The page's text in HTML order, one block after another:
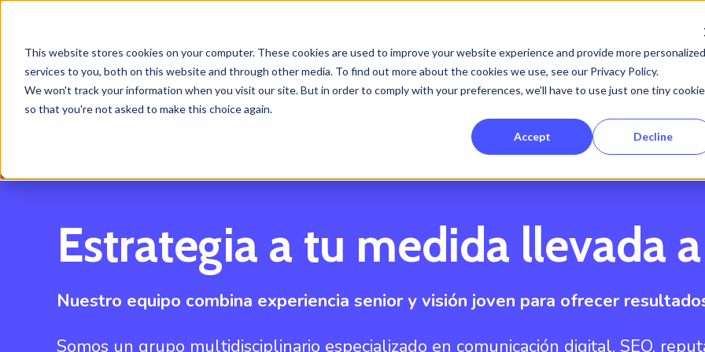
This website stores cookies on your computer. These cookies are used to improve your website experience and provide more personalized
services to you, both on this website and through other media. To find out more about the cookies we use, see our Privacy Policy.
We won't track your information when you visit our site. But in order to comply with your preferences, we'll have to use just one tiny cookie
so that you're not asked to make this choice again.
Accept Decline
ServiciosShow submenu for Servicios
Proyectos Clientes
Estrategia a tu medida llevada
Nuestro equipo combina experiencia senior y visión joven para ofrecer
Somos un grupo multidisciplinario especializado en comunicación digital, SEO,